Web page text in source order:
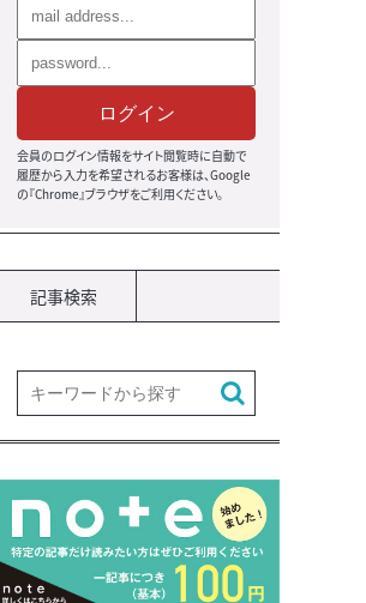
ログイン
会員のログイン情報をサイト閲覧時に自動で
履歴から入力を希望されるお客様は、Google
の『Chrome』ブラウザをご利用ください。
記事検索